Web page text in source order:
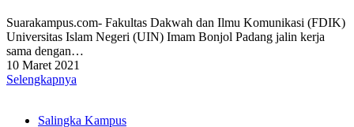
Suarakampus.com- Fakultas Dakwah dan Ilmu Komunikasi (FDIK)
Universitas Islam Negeri (UIN) Imam Bonjol Padang jalin kerja
sama dengan…
10 Maret 2021
Selengkapnya
Salingka Kampus